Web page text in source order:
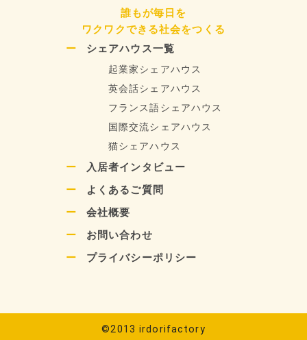
誰もが毎日を
ワクワクできる社会をつくる
シェアハウス一覧
起業家シェアハウス
英会話シェアハウス
フランス語シェアハウス
国際交流シェアハウス
猫シェアハウス
入居者インタビュー
よくあるご質問
会社概要
お問い合わせ
プライバシーポリシー
©2013 irdorifactory